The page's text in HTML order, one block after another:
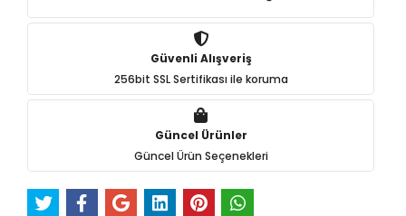
Güvenli Alışveriş
256bit SSL Sertifikası ile koruma
Güncel Ürünler
Güncel Ürün Seçenekleri